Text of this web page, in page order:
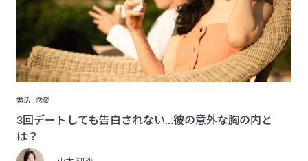
婚活 恋愛
3回デートしても告白されない…彼の意外な胸の内と
は？